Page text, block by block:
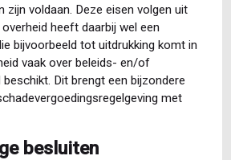
zijn voldaan. Deze eisen volgen uit
heeft daarbij wel een
bijvoorbeeld tot uitdrukking komt in
vaak over beleids- en/of
Dit brengt een bijzondere
met
besluiten